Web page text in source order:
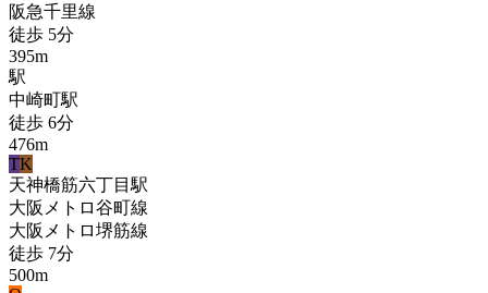
阪急千里線
徒歩 5分
395m
駅
中崎町駅
徒歩 6分
476m
TK
天神橋筋六丁目 駅
大阪メトロ谷町線
大阪メトロ堺筋線
徒歩 7分
500m